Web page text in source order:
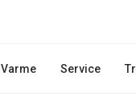
Varme Service